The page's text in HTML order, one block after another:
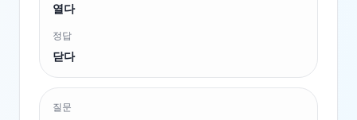
열다
정답
닫다
질문